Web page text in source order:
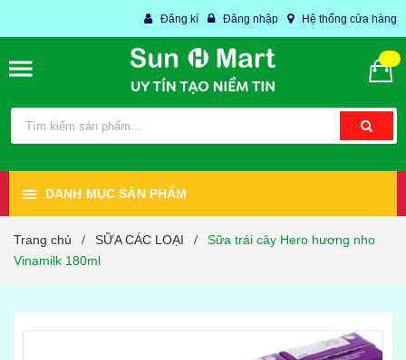
Đăng kí Đăng nhập Hệ thống cửa hàng
DANH MỤC SẢN PHẨM
Trang chủ / SỮA CÁC LOẠI /
Sữa trái cây Hero hương nho
Vinamilk 180ml